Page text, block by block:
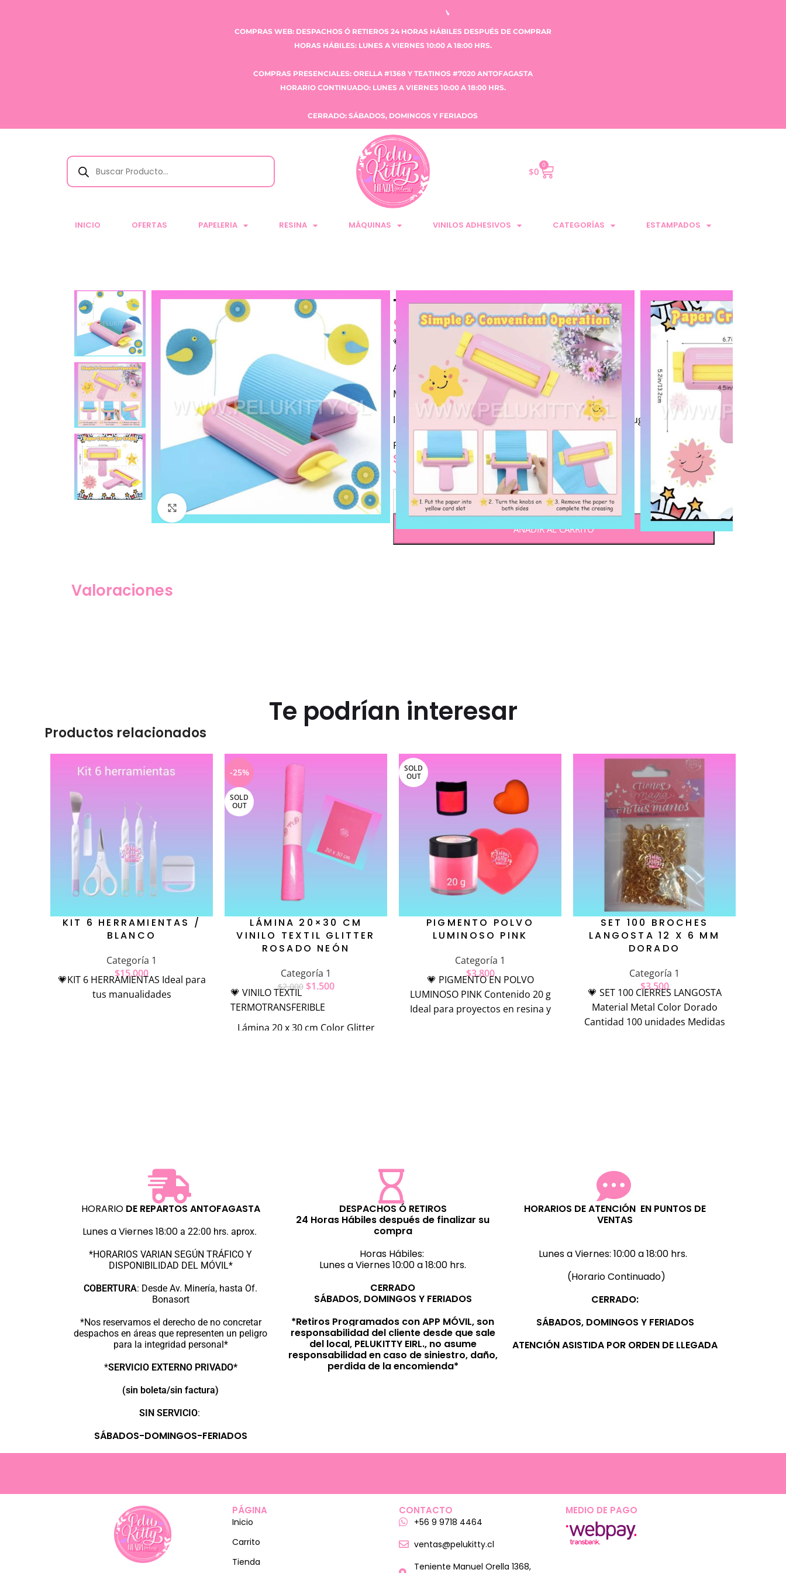
VENTA CLAUDIA TOBAR E.I.R.L.
COMPRAS WEB: DESPACHOS Ó RETIEROS 24 HORAS HÁBILES DESPUÉS DE COMPRAR
HORAS HÁBILES: LUNES A VIERNES 10:00 A 18:00 HRS.
COMPRAS PRESENCIALES: ORELLA #1368 Y TEATINOS #7020 ANTOFAGASTA
HORARIO CONTINUADO: LUNES A VIERNES 10:00 A 18:00 HRS.
CERRADO: SÁBADOS, DOMINGOS Y FERIADOS
$0
0
INICIO OFERTAS PAPELERIA RESINA MÁQUINAS VINILOS ADHESIVOS CATEGORÍAS ESTAMPADOS
Click to enlarge
Texturizador Lineal Rosado
$ 7.800
💗TEXTURIZADOR LINEAL ROSADO
Ancho de trabajo 11 cm aprox.
Material Plástico
Ideal para confección de chip bag, re-empaques de calugas, etc.
Para proyectos de manualidades.
SKU: 2442
2 disponibles
AÑADIR AL CARRITO
Valoraciones
Te podrían interesar
Productos relacionados
KIT 6 HERRAMIENTAS /
BLANCO
Categoría 1
$15.000
💗KIT 6 HERRAMIENTAS Ideal para
tus manualidades
-25%
SOLD
OUT
LÁMINA 20×30 CM
VINILO TEXTIL GLITTER
ROSADO NEÓN
Categoría 1
$2.000 $1.500
💗 VINILO TEXTIL
TERMOTRANSFERIBLE
Lámina 20 x 30 cm Color Glitter
SOLD
OUT
PIGMENTO POLVO
LUMINOSO PINK
Categoría 1
$3.800
💗 PIGMENTO EN POLVO
LUMINOSO PINK Contenido 20 g
Ideal para proyectos en resina y
SET 100 BROCHES
LANGOSTA 12 X 6 MM
DORADO
Categoría 1
$3.500
💗 SET 100 CIERRES LANGOSTA
Material Metal Color Dorado
Cantidad 100 unidades Medidas
HORARIODE REPARTOS ANTOFAGASTA
Lunes a Viernes 18:00a 22:00 hrs. aprox.
*HORARIOS VARIAN SEGÚN TRÁFICO Y
DISPONIBILIDAD DEL MÓVIL*
COBERTURA: Desde Av. Minería, hasta Of.
Bonasort
*Nos reservamos el derecho de no concretar
despachos en áreas que representen un peligro
para la integridad personal*
*SERVICIO EXTERNO PRIVADO*
(sin boleta/sin factura)
SIN SERVICIO:
SÁBADOS-DOMINGOS-FERIADOS
DESPACHOS Ó RETIROS
24 Horas Hábiles después de finalizar su
compra
Horas Hábiles:
Lunes a Viernes 10:00 a 18:00 hrs.
CERRADO
SÁBADOS, DOMINGOS Y FERIADOS
*Retiros Programados con APP MÓVIL, son
responsabilidad del cliente desde que sale
del local, PELUKITTY EIRL., no asume
responsabilidad en caso de siniestro, daño,
perdida de la encomienda*
HORARIOS DE ATENCIÓN EN PUNTOS DE
VENTAS
Lunes a Viernes: 10:00 a 18:00 hrs.
(Horario Continuado)
CERRADO:
SÁBADOS, DOMINGOS Y FERIADOS
ATENCIÓN ASISTIDA POR ORDEN DE LLEGADA
PÁGINA
Inicio
Carrito
Tienda
CONTACTO
+56 9 9718 4464
ventas@pelukitty.cl
Teniente Manuel Orella 1368,
MEDIO DE PAGO